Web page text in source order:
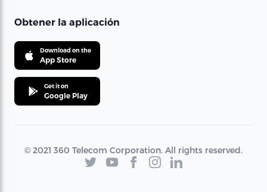
Obtener la aplicación
Download on the
App Store
Get it on
Google Play
© 2021 360 Telecom Corporation. All rights reserved.